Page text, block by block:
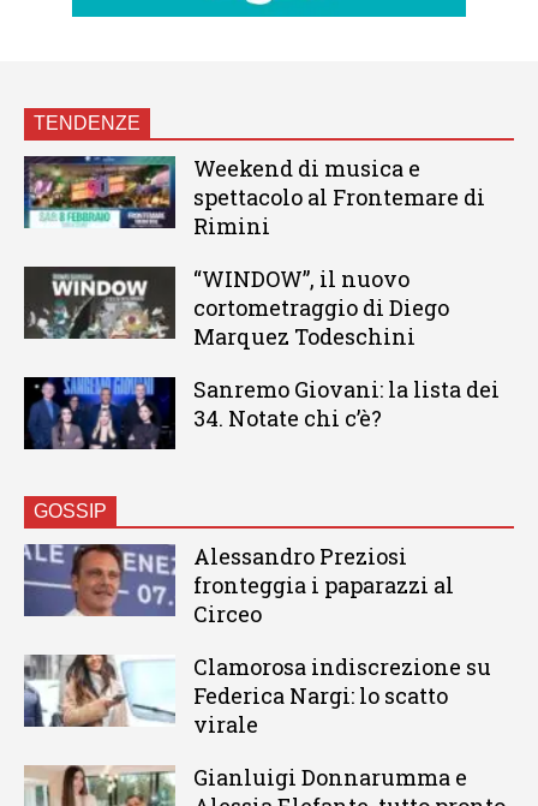
TENDENZE
Weekend di musica e
spettacolo al Frontemare di
Rimini
“WINDOW”, il nuovo
cortometraggio di Diego
Marquez Todeschini
Sanremo Giovani: la lista dei
34. Notate chi c’è?
GOSSIP
Alessandro Preziosi
fronteggia i paparazzi al
Circeo
Clamorosa indiscrezione su
Federica Nargi: lo scatto
virale
Gianluigi Donnarumma e